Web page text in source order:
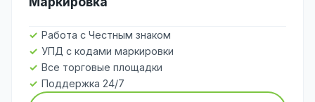
Работа с Честным знаком
УПД с кодами маркировки
Все торговые площадки
Поддержка 24/7